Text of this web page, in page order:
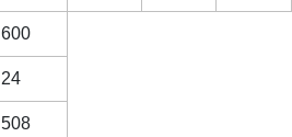
600
24
508